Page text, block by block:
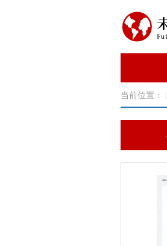
当前位置：